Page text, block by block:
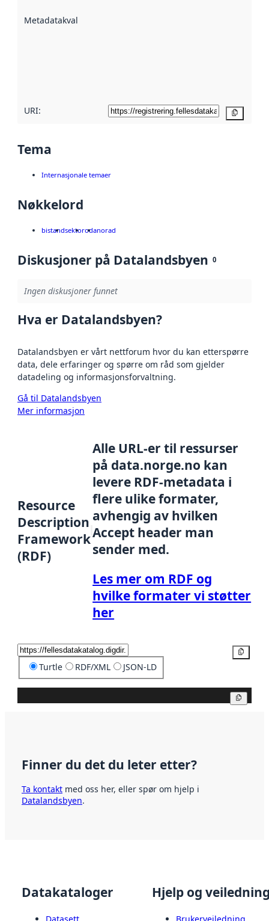
Metadatakvalitet
URI:
Tema
Internasjonale temaer
Nøkkelord
bistandsektorodanorad
Diskusjoner på Datalandsbyen 0
Ingen diskusjoner funnet
Hva er Datalandsbyen?
Datalandsbyen er vårt nettforum hvor du kan etterspørre
data, dele erfaringer og spørre om råd som gjelder
datadeling og informasjonsforvaltning.
Gå til Datalandsbyen
Mer informasjon
Resource
Description
Framework
(RDF)
Alle URL-er til ressurser
på data.norge.no kan
levere RDF-metadata i
flere ulike formater,
avhengig av hvilken
Accept header man
sender med.
Les mer om RDF og
hvilke formater vi støtter
her
Turtle RDF/XML JSON-LD
Finner du det du leter etter?
Ta kontakt med oss her, eller spør om hjelp i
Datalandsbyen.
Datakataloger Hjelp og